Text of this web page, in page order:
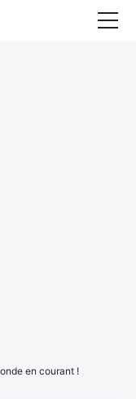
en courant !